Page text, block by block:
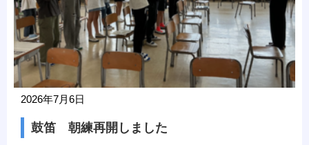
2026年7月6日
鼓笛 朝練再開しました